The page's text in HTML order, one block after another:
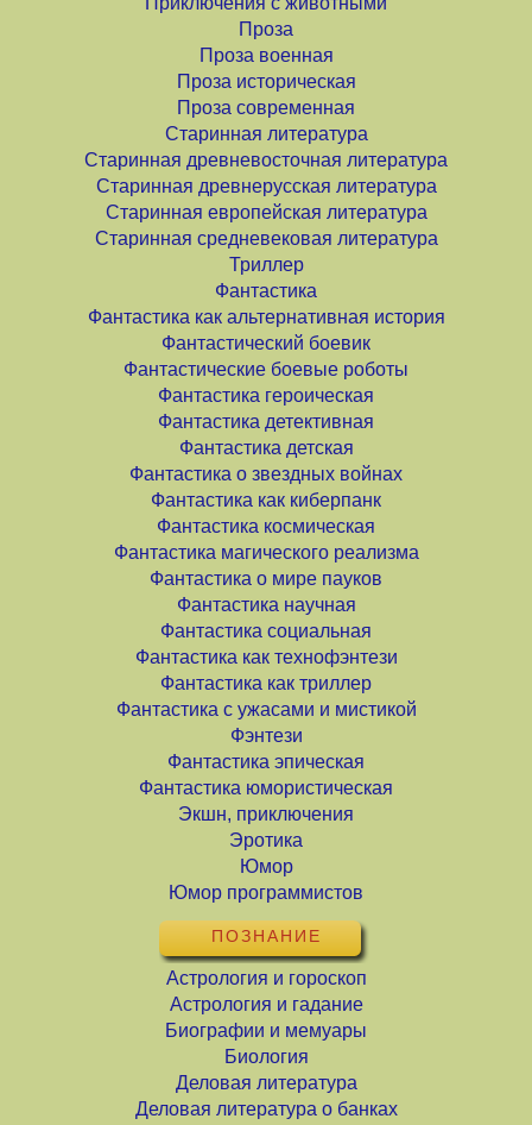
Проза
Проза военная
Проза историческая
Проза современная
Старинная литература
Старинная древневосточная литература
Старинная древнерусская литература
Старинная европейская литература
Старинная средневековая литература
Триллер
Фантастика
Фантастика как альтернативная история
Фантастический боевик
Фантастические боевые роботы
Фантастика героическая
Фантастика детективная
Фантастика детская
Фантастика о звездных войнах
Фантастика как киберпанк
Фантастика космическая
Фантастика магического реализма
Фантастика о мире пауков
Фантастика научная
Фантастика социальная
Фантастика как технофэнтези
Фантастика как триллер
Фантастика с ужасами и мистикой
Фэнтези
Фантастика эпическая
Фантастика юмористическая
Экшн, приключения
Эротика
Юмор
Юмор программистов
ПОЗНАНИЕ
Астрология и гороскоп
Астрология и гадание
Биографии и мемуары
Биология
Деловая литература
Деловая литература о банках